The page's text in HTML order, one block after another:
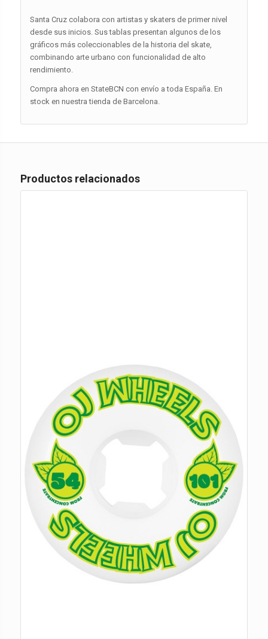
Santa Cruz colabora con artistas y skaters de primer nivel
desde sus inicios. Sus tablas presentan algunos de los
gráficos más coleccionables de la historia del skate,
combinando arte urbano con funcionalidad de alto
rendimiento.
Compra ahora en StateBCN con envío a toda España. En
stock en nuestra tienda de Barcelona.
Productos relacionados